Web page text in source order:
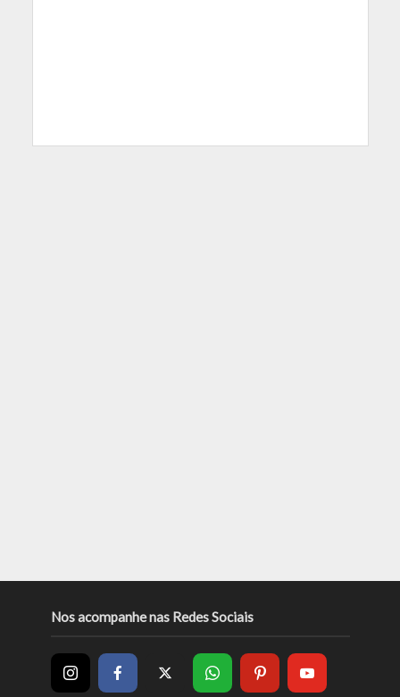
Nos acompanhe nas Redes Sociais